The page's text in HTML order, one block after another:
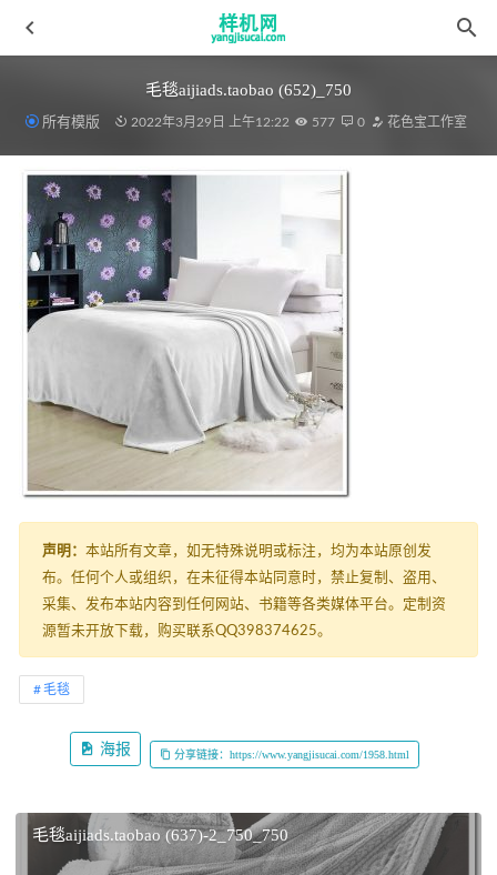
毛毯aijiads.taobao (652)_750
所有模版 2022年3月29日 上午12:22 577 0 花色宝工作室
声明： 本站所有文章，如无特殊说明或标注，均为本站原创发
布。任何个人或组织，在未征得本站同意时，禁止复制、盗用、
采集、发布本站内容到任何网站、书籍等各类媒体平台。定制资
源暂未开放下载，购买联系QQ398374625。
毛毯
海报 分享链接：https://www.yangjisucai.com/1958.html
毛毯aijiads.taobao (637)-2_750_750
毛毯aijiads.taobao (360)_750_750 2022-03-28
天丝高光花色宝(2444)智能3Y效果 2022-03-19
绗缝被aijiads.taobao (1900)XIAOGUO 2022-03-19
数码贴图aijiads.taobao (1580) 2022-03-19
毛毯99.webp
2022-03-30